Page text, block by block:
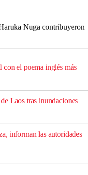
Nuga contribuyeron
el poema inglés más
Laos tras inundaciones
informan las autoridades